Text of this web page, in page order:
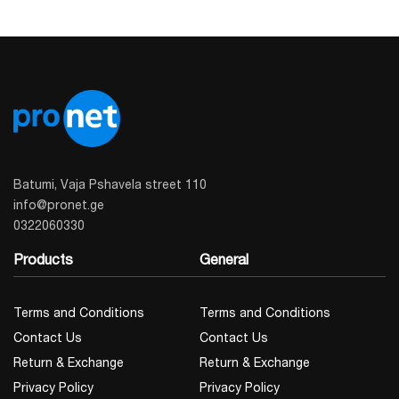
Batumi, Vaja Pshavela street 110
info@pronet.ge
0322060330
Products
Terms and Conditions
Contact Us
Return & Exchange
Privacy Policy
General
Terms and Conditions
Contact Us
Return & Exchange
Privacy Policy